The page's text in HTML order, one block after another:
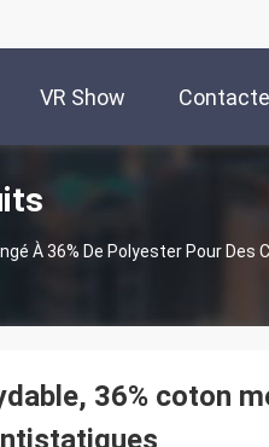
VR Show
À 36% De Polyester Pour Des
36% coton